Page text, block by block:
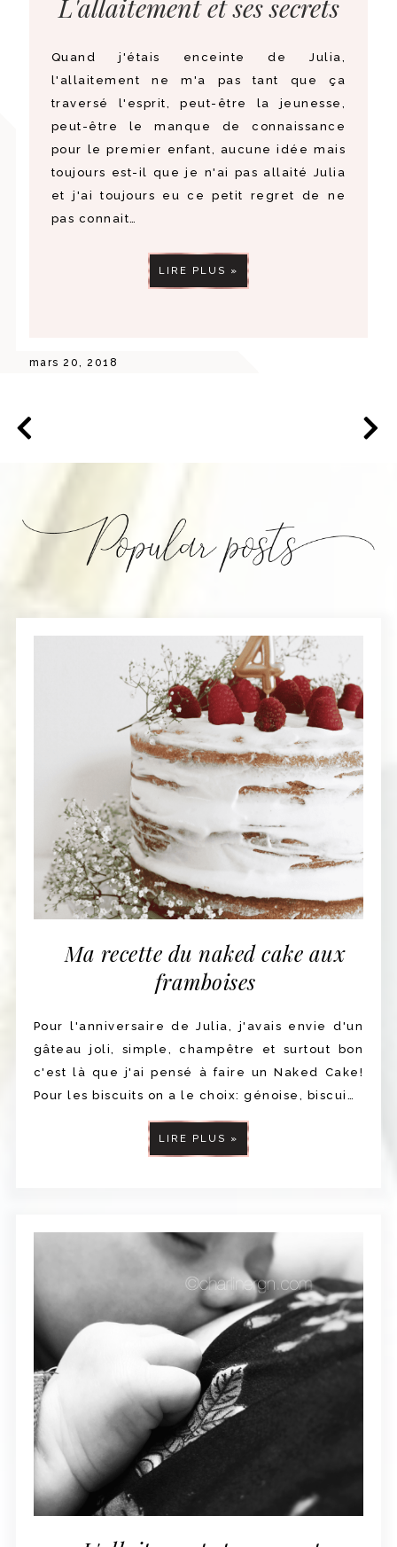
mars 20, 2018
L'allaitement et ses secrets
Quand j'étais enceinte de Julia,
l'allaitement ne m'a pas tant que ça
traversé l'esprit, peut-être la jeunesse,
peut-être le manque de connaissance
pour le premier enfant, aucune idée mais
toujours est-il que je n'ai pas allaité Julia
et j'ai toujours eu ce petit regret de ne
pas connait…
LIRE PLUS »
Ma recette du naked cake aux
framboises
Pour l'anniversaire de Julia, j'avais envie d'un
gâteau joli, simple, champêtre et surtout bon
c'est là que j'ai pensé à faire un Naked Cake!
Pour les biscuits on a le choix: génoise, biscui…
LIRE PLUS »